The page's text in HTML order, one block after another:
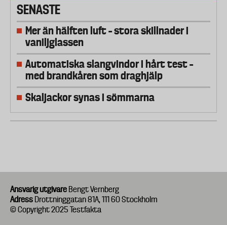
SENASTE
Mer än hälften luft – stora skillnader i
vaniljglassen
Automatiska slangvindor i hårt test –
med brandkåren som draghjälp
Skaljackor synas i sömmarna
Ansvarig utgivare Bengt Vernberg
Adress Drottninggatan 81A, 111 60 Stockholm
© Copyright 2025 Testfakta